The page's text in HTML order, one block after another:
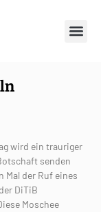
wird ein trauriger
senden
Mal der Ruf eines
DiTiB
Moschee